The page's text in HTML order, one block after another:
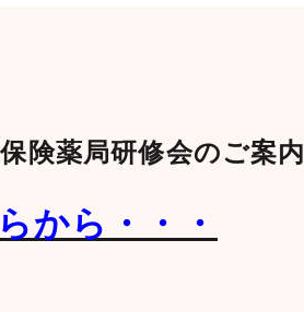
険薬局研修会のご案内
から・・・